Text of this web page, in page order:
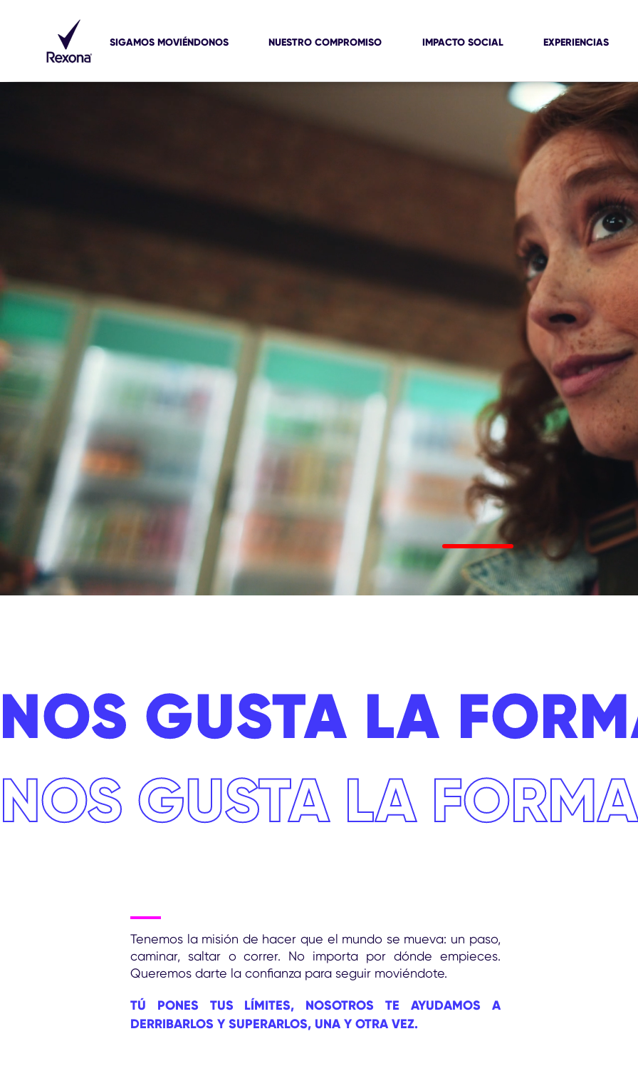
SIGAMOS MOVIÉNDONOS NUESTRO COMPROMISO IMPACTO SOCIAL EXPERIENCIAS
NOS GUSTA LA
NOS GUSTA LA FORMA
Tenemos la misión de hacer que el mundo se mueva: un paso,
caminar, saltar o correr. No importa por dónde empieces.
Queremos darte la confianza para seguir moviéndote.
TÚ PONES TUS LÍMITES, NOSOTROS TE AYUDAMOS A
DERRIBARLOS Y SUPERARLOS, UNA Y OTRA VEZ.